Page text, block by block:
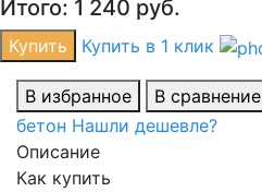
Итого: 1 240 руб.
Купить Купить в 1 клик
В избранное В сравнение
бетон Нашли дешевле?
Описание
Как купить